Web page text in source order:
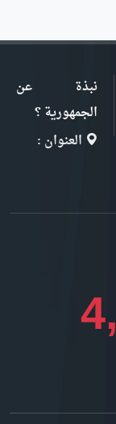
نبذة عن
الجمهورية ؟
العنوان :